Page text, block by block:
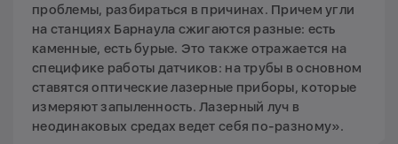
проблемы, разбираться в причинах. Причем угли
на станциях Барнаула сжигаются разные: есть
каменные, есть бурые. Это также отражается на
специфике работы датчиков: на трубы в основном
ставятся оптические лазерные приборы, которые
измеряют запыленность. Лазерный луч в
неодинаковых средах ведет себя по-разному».